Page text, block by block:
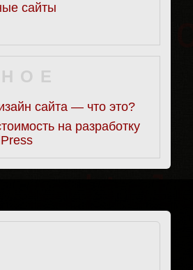
сайты
сайта — что это?
на разработку